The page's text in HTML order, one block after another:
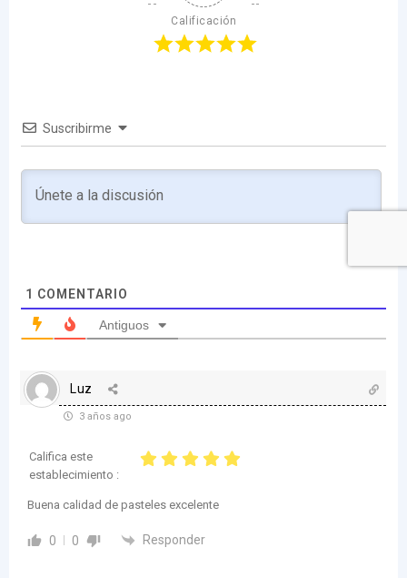
Calificación
Suscribirme
1 COMENTARIO
Antiguos
Luz
3 años ago
Califica este
establecimiento :
Buena calidad de pasteles excelente
0 0 Responder